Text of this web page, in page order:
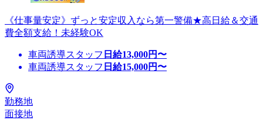
《仕事量安定》ずっと安定収入なら第一警備★高日給＆交通
費全額支給！未経験OK
車両誘導スタッフ 日給13,000円〜
車両誘導スタッフ 日給15,000円〜
勤務地
面接地